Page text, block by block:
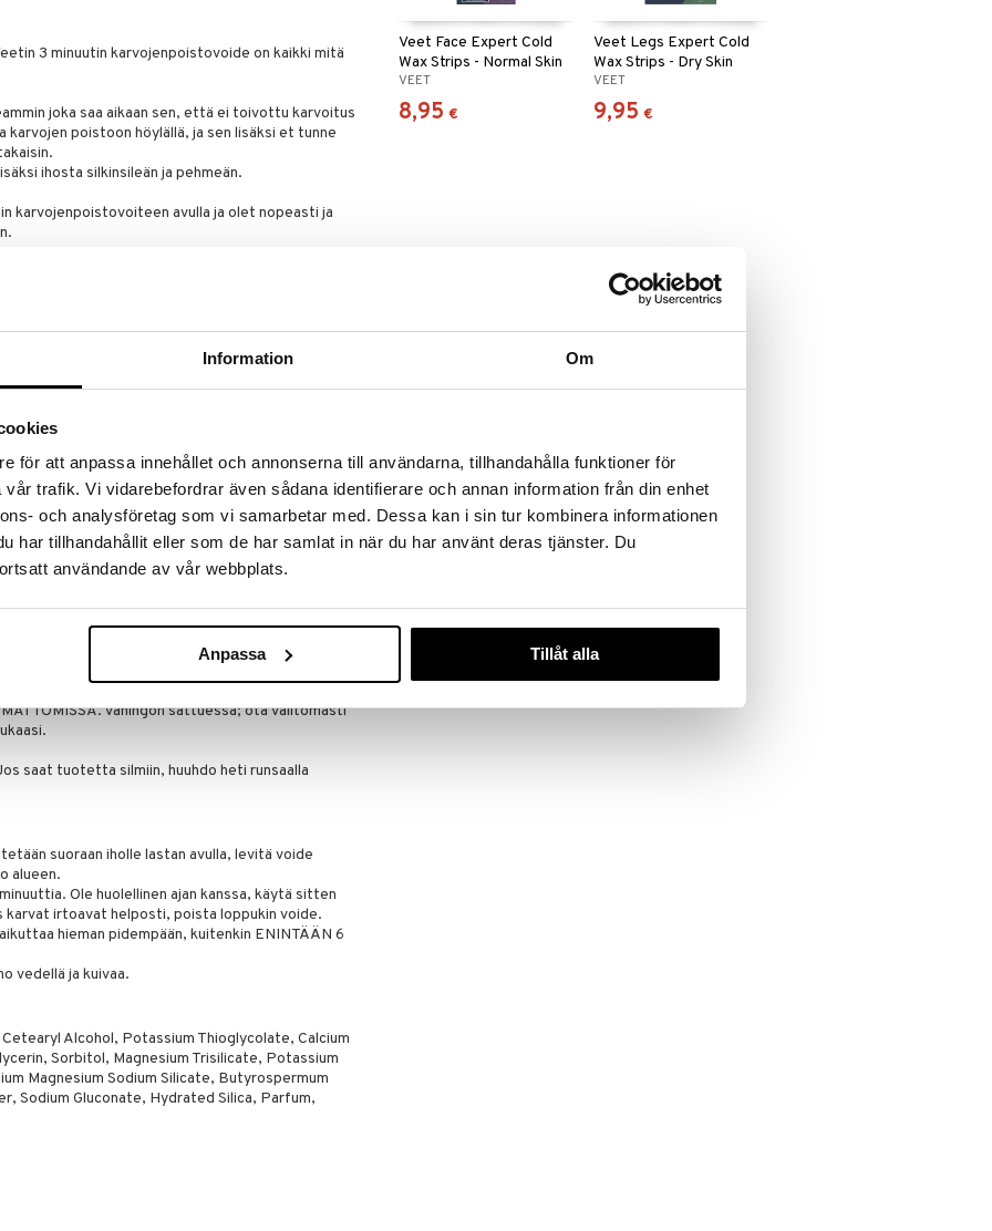
Information Om
för att anpassa innehållet och annonserna till användarna, tillhandahålla funktioner för
trafik. Vi vidarebefordrar även sådana identifierare och annan information från din enhet
och analysföretag som vi samarbetar med. Dessa kan i sin tur kombinera informationen
har tillhandahållit eller som de har samlat in när du har använt deras tjänster. Du
användande av vår webbplats.
Anpassa Tillåt alla
3 minuutin karvojenpoistovoide on kaikki mitä
joka saa aikaan sen, että ei toivottu karvoitus
karvojen poistoon höylällä, ja sen lisäksi et tunne
ihosta silkinsileän ja pehmeän.
karvojenpoistovoiteen avulla ja olet nopeasti ja
ja bikinilinjaan mutta EI sovellu käytettäväksi
haljenneella tai ärsyyntyneellä eikä
joka on ajeltu viimeisten 72 TUNNIN aikana eikä
karvanpoistoaineisiin.
aloittamista.
ensin pienelle alueelle josta haluat karvoja
saanut oireita, voit turvallisesti jatkaa
voidetta, huuhtele iho huolellisesti
ei katoa.
deodorantin ja parfymoitujen tuoteiden käyttöä
Vahingon sattuessa; ota välitömästi
saat tuotetta silmiin, huuhdo heti runsaalla
suoraan iholle lastan avulla, levitä voide
alueen.
Ole huolellinen ajan kanssa, käytä sitten
irtoavat helposti, poista loppukin voide.
hieman pidempään, kuitenkin ENINTÄÄN 6
vedellä ja kuivaa.
Alcohol, Potassium Thioglycolate, Calcium
Sorbitol, Magnesium Trisilicate, Potassium
Magnesium Sodium Silicate, Butyrospermum
Sodium Gluconate, Hydrated Silica, Parfum,
Veet Face Expert Cold
Wax Strips - Normal Skin
VEET
8,95 €
Veet Legs Expert Cold
Wax Strips - Dry Skin
VEET
9,95 €